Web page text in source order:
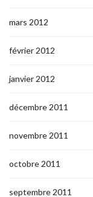
mars 2012
février 2012
janvier 2012
décembre 2011
novembre 2011
octobre 2011
septembre 2011